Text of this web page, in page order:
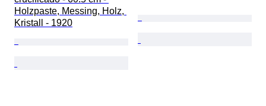
Holzpaste, Messing, Holz,
Kristall - 1920